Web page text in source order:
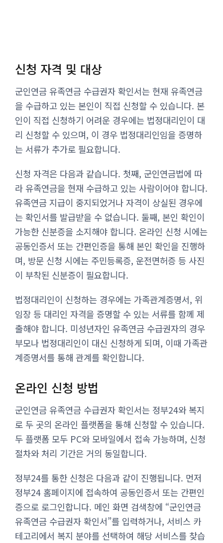
신청 자격 및 대상
군인연금 유족연금 수급권자 확인서는 현재 유족연금
을 수급하고 있는 본인이 직접 신청할 수 있습니다. 본
인이 직접 신청하기 어려운 경우에는 법정대리인이 대
리 신청할 수 있으며, 이 경우 법정대리인임을 증명하
는 서류가 추가로 필요합니다.
신청 자격은 다음과 같습니다. 첫째, 군인연금법에 따
라 유족연금을 현재 수급하고 있는 사람이어야 합니다.
유족연금 지급이 중지되었거나 자격이 상실된 경우에
는 확인서를 발급받을 수 없습니다. 둘째, 본인 확인이
가능한 신분증을 소지해야 합니다. 온라인 신청 시에는
공동인증서 또는 간편인증을 통해 본인 확인을 진행하
며, 방문 신청 시에는 주민등록증, 운전면허증 등 사진
이 부착된 신분증이 필요합니다.
법정대리인이 신청하는 경우에는 가족관계증명서, 위
임장 등 대리인 자격을 증명할 수 있는 서류를 함께 제
출해야 합니다. 미성년자인 유족연금 수급권자의 경우
부모나 법정대리인이 대신 신청하게 되며, 이때 가족관
계증명서를 통해 관계를 확인합니다.
온라인 신청 방법
군인연금 유족연금 수급권자 확인서는 정부24와 복지
로 두 곳의 온라인 플랫폼을 통해 신청할 수 있습니다.
두 플랫폼 모두 PC와 모바일에서 접속 가능하며, 신청
절차와 처리 기간은 거의 동일합니다.
정부24를 통한 신청은 다음과 같이 진행됩니다. 먼저
정부24 홈페이지에 접속하여 공동인증서 또는 간편인
증으로 로그인합니다. 메인 화면 검색창에 “군인연금
유족연금 수급권자 확인서”를 입력하거나, 서비스 카
테고리에서 복지 분야를 선택하여 해당 서비스를 찾습